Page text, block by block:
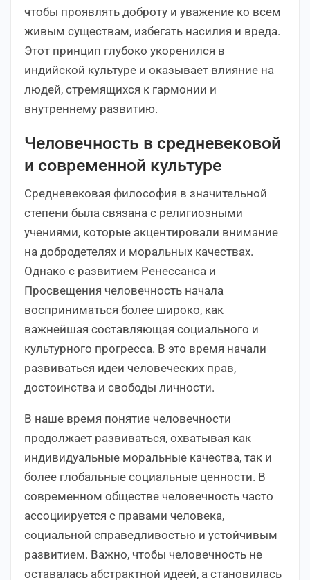
чтобы проявлять доброту и уважение ко всем
живым существам, избегать насилия и вреда.
Этот принцип глубоко укоренился в
индийской культуре и оказывает влияние на
людей, стремящихся к гармонии и
внутреннему развитию.
Человечность в средневековой
и современной культуре
Средневековая философия в значительной
степени была связана с религиозными
учениями, которые акцентировали внимание
на добродетелях и моральных качествах.
Однако с развитием Ренессанса и
Просвещения человечность начала
восприниматься более широко, как
важнейшая составляющая социального и
культурного прогресса. В это время начали
развиваться идеи человеческих прав,
достоинства и свободы личности.
В наше время понятие человечности
продолжает развиваться, охватывая как
индивидуальные моральные качества, так и
более глобальные социальные ценности. В
современном обществе человечность часто
ассоциируется с правами человека,
социальной справедливостью и устойчивым
развитием. Важно, чтобы человечность не
оставалась абстрактной идеей, а становилась